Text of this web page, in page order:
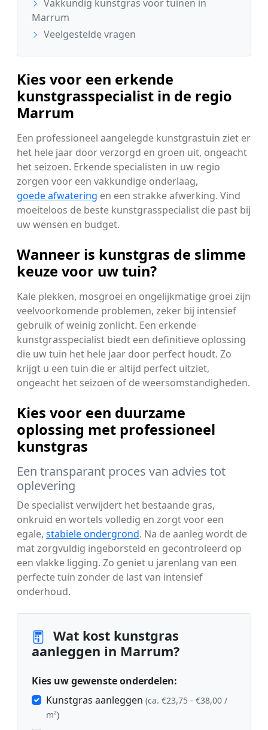
Vakkundig kunstgras voor tuinen in
Marrum
Veelgestelde vragen
Kies voor een erkende
kunstgrasspecialist in de regio
Marrum
Een professioneel aangelegde kunstgrastuin ziet er
het hele jaar door verzorgd en groen uit, ongeacht
het seizoen. Erkende specialisten in uw regio
zorgen voor een vakkundige onderlaag,
goede afwatering en een strakke afwerking. Vind
moeiteloos de beste kunstgrasspecialist die past bij
uw wensen en budget.
Wanneer is kunstgras de slimme
keuze voor uw tuin?
Kale plekken, mosgroei en ongelijkmatige groei zijn
veelvoorkomende problemen, zeker bij intensief
gebruik of weinig zonlicht. Een erkende
kunstgrasspecialist biedt een definitieve oplossing
die uw tuin het hele jaar door perfect houdt. Zo
krijgt u een tuin die er altijd perfect uitziet,
ongeacht het seizoen of de weersomstandigheden.
Kies voor een duurzame
oplossing met professioneel
kunstgras
Een transparant proces van advies tot
oplevering
De specialist verwijdert het bestaande gras,
onkruid en wortels volledig en zorgt voor een
egale, stabiele ondergrond. Na de aanleg wordt de
mat zorgvuldig ingeborsteld en gecontroleerd op
een vlakke ligging. Zo geniet u jarenlang van een
perfecte tuin zonder de last van intensief
onderhoud.
Wat kost kunstgras
aanleggen in Marrum?
Kies uw gewenste onderdelen:
Kunstgras aanleggen (ca. €23,75 - €38,00 /
m²)